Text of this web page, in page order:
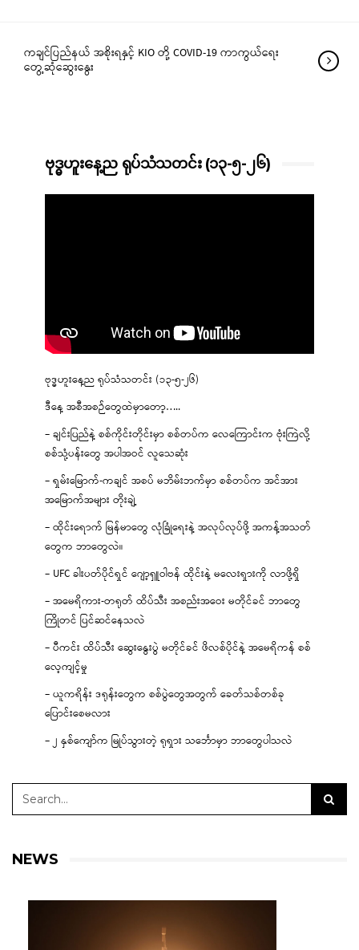
ကချင်ပြည်နယ် အစိုးရနှင့် KIO တို့ COVID-19 ကာကွယ်ရေး
တွေ့ဆုံဆွေးနွေး
ဗုဒ္ဓဟူးနေ့ည ရုပ်သံသတင်း (၁၃-၅-၂၆)
ဗုဒ္ဓဟူးနေ့ည ရုပ်သံသတင်း (၁၃-၅-၂၆)
ဒီနေ့ အစီအစဉ်တွေထဲမှာတော့…..
– ချင်းပြည်နဲ့ စစ်ကိုင်းတိုင်းမှာ စစ်တပ်က လေကြောင်းက ဗုံးကြဲလို့
စစ်သုံ့ပန်းတွေ အပါအဝင် လူသေဆုံး
– ရှမ်းမြောက်-ကချင် အစပ် မဘိမ်းဘက်မှာ စစ်တပ်က အင်အား
အမြောက်အများ တိုးချဲ့
– ထိုင်းရောက် မြန်မာတွေ လုံခြုံရေးနဲ့ အလုပ်လုပ်ဖို့ အကန့်အသတ်
တွေက ဘာတွေလဲ။
– UFC ခါးပတ်ပိုင်ရှင် ဂျော့ရှူဝါဗန် ထိုင်းနဲ့ မလေးရှားကို လာဖို့ရှိ
– အမေရိကား-တရုတ် ထိပ်သီး အစည်းအဝေး မတိုင်ခင် ဘာတွေ
ကြိုတင် ပြင်ဆင်နေသလဲ
– ပီကင်း ထိပ်သီး ဆွေးနွေးပွဲ မတိုင်ခင် ဖိလစ်ပိုင်နဲ့ အမေရိကန် စစ်
လေ့ကျင့်မှု
– ယူကရိန်း ဒရုန်းတွေက စစ်ပွဲတွေအတွက် ခေတ်သစ်တစ်ခု
ပြောင်းစေမလား
– ၂ နှစ်ကျော်က မြုပ်သွားတဲ့ ရုရှား သင်္ဘောမှာ ဘာတွေပါသလဲ
NEWS